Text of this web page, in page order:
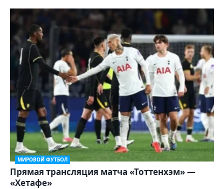
МИРОВОЙ ФУТБОЛ
Прямая трансляция матча «Тоттенхэм» —
«Хетафе»